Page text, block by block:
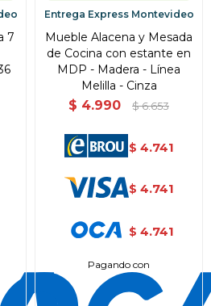
7
Entrega Express Montevideo
Mueble Alacena y Mesada
de Cocina con estante en
MDP - Madera - Línea
Melilla - Cinza
$ 4.990 $ 6.653
$ 4.741
$ 4.741
$ 4.741
Pagando con